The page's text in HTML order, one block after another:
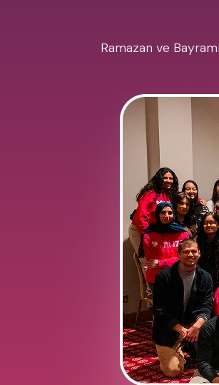
Ramazan ve